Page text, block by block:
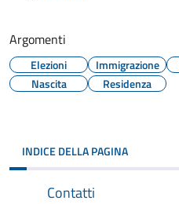
Argomenti
Elezioni Immigrazione
Nascita
Residenza
INDICE DELLA PAGINA
Contatti